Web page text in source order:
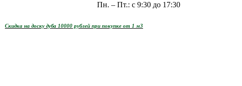
Пн. – Пт.: с 9:30 до 17:30
Скидка на доску дуба 10000 рублей при покупке от 1 м3